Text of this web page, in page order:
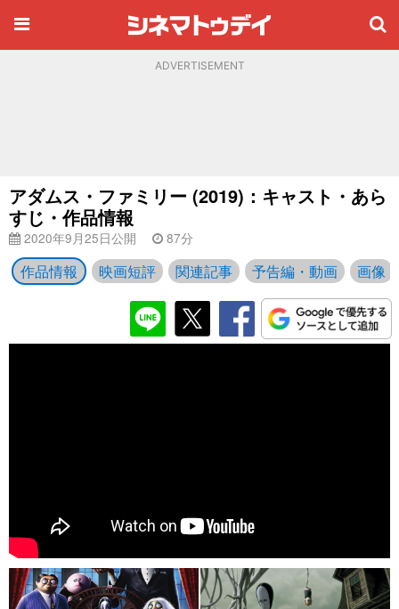
ADVERTISEMENT
アダムス・ファミリー (2019)：キャスト・あら
すじ・作品情報
2020年9月25日公開 87分
作品情報 映画短評 関連記事 予告編・動画 画像